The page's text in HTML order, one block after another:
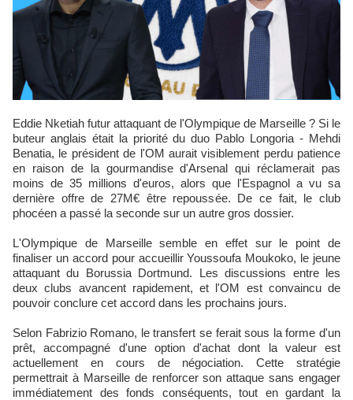
Eddie Nketiah futur attaquant de l'Olympique de Marseille ? Si le
buteur anglais était la priorité du duo Pablo Longoria - Mehdi
Benatia, le président de l'OM aurait visiblement perdu patience
en raison de la gourmandise d'Arsenal qui réclamerait pas
moins de 35 millions d'euros, alors que l'Espagnol a vu sa
dernière offre de 27M€ être repoussée. De ce fait, le club
phocéen a passé la seconde sur un autre gros dossier.
L'Olympique de Marseille semble en effet sur le point de
finaliser un accord pour accueillir Youssoufa Moukoko, le jeune
attaquant du Borussia Dortmund. Les discussions entre les
deux clubs avancent rapidement, et l'OM est convaincu de
pouvoir conclure cet accord dans les prochains jours.
Selon Fabrizio Romano, le transfert se ferait sous la forme d'un
prêt, accompagné d'une option d'achat dont la valeur est
actuellement en cours de négociation. Cette stratégie
permettrait à Marseille de renforcer son attaque sans engager
immédiatement des fonds conséquents, tout en gardant la